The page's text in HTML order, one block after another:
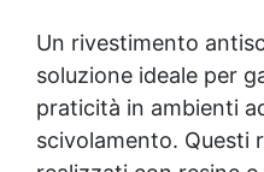
a temperature
Un rivestimento
soluzione ideale per
praticità in ambienti
scivolamento. Questi